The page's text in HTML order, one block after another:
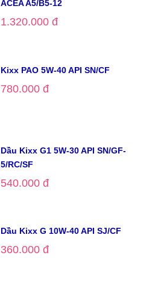
ACEA A5/B5-12
1.320.000 đ
Kixx PAO 5W-40 API SN/CF
780.000 đ
Dầu Kixx G1 5W-30 API SN/GF-
5/RC/SF
540.000 đ
Dầu Kixx G 10W-40 API SJ/CF
360.000 đ